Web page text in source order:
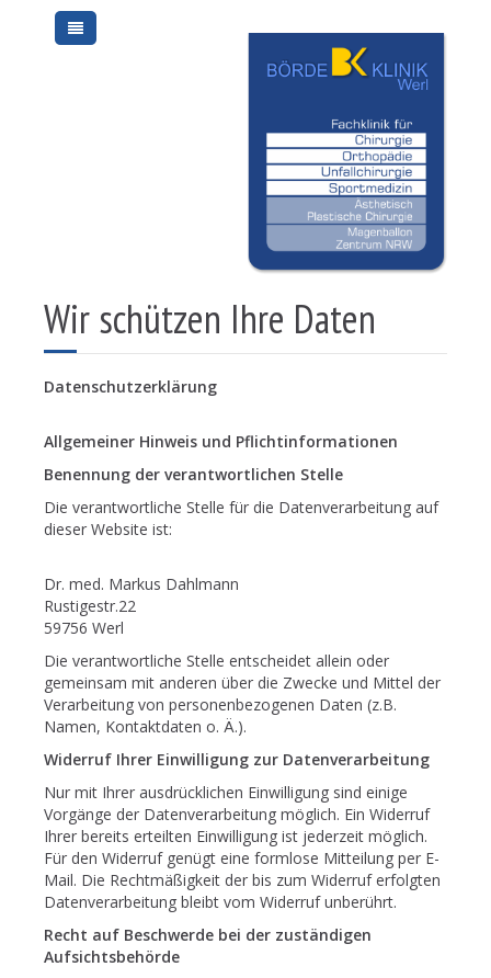
Wir schützen Ihre Daten
Datenschutzerklärung
Allgemeiner Hinweis und Pflichtinformationen
Benennung der verantwortlichen Stelle
Die verantwortliche Stelle für die Datenverarbeitung auf
dieser Website ist:
Dr. med. Markus Dahlmann
Rustigestr.22
59756 Werl
Die verantwortliche Stelle entscheidet allein oder
gemeinsam mit anderen über die Zwecke und Mittel der
Verarbeitung von personenbezogenen Daten (z.B.
Namen, Kontaktdaten o. Ä.).
Widerruf Ihrer Einwilligung zur Datenverarbeitung
Nur mit Ihrer ausdrücklichen Einwilligung sind einige
Vorgänge der Datenverarbeitung möglich. Ein Widerruf
Ihrer bereits erteilten Einwilligung ist jederzeit möglich.
Für den Widerruf genügt eine formlose Mitteilung per E-
Mail. Die Rechtmäßigkeit der bis zum Widerruf erfolgten
Datenverarbeitung bleibt vom Widerruf unberührt.
Recht auf Beschwerde bei der zuständigen
Aufsichtsbehörde